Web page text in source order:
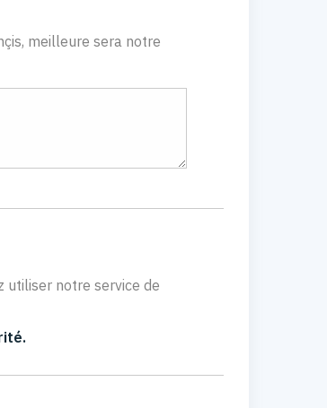
meilleure sera notre
utiliser notre service de